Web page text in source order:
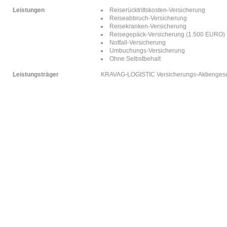
Leistungen
Reiserücktrittskosten-Versicherung
Reiseabbruch-Versicherung
Reisekranken-Versicherung
Reisegepäck-Versicherung (1.500 EURO)
Notfall-Versicherung
Umbuchungs-Versicherung
Ohne Selbstbehalt
Leistungsträger
KRAVAG-LOGISTIC Versicherungs-